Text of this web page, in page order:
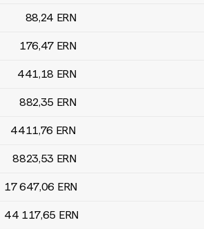
88,24 ERN
176,47 ERN
441,18 ERN
882,35 ERN
4411,76 ERN
8823,53 ERN
17 647,06 ERN
44 117,65 ERN